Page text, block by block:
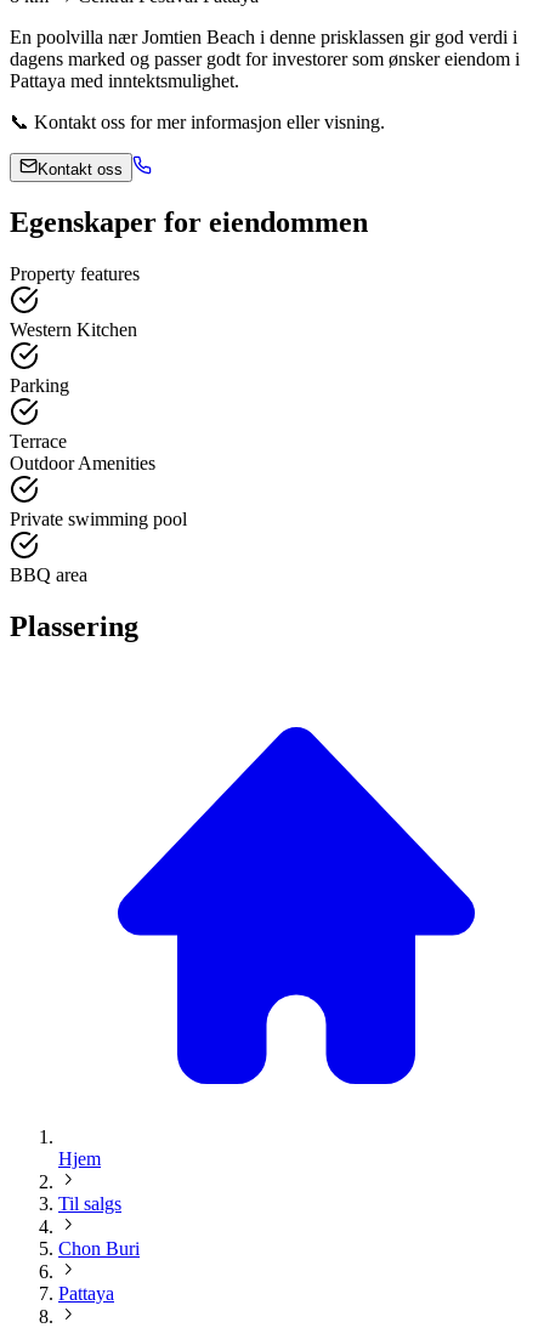
En poolvilla nær Jomtien Beach i denne prisklassen gir god verdi i
dagens marked og passer godt for investorer som ønsker eiendom i
Pattaya med inntektsmulighet.
📞 Kontakt oss for mer informasjon eller visning.
Kontakt oss
Egenskaper for eiendommen
Property features
Western Kitchen
Parking
Terrace
Outdoor Amenities
Private swimming pool
BBQ area
Plassering
Hjem
Til salgs
Chon Buri
Pattaya